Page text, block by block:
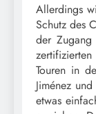
Allerdings
Schutz des
der Zugang
Touren in
Jiménez und
etwas